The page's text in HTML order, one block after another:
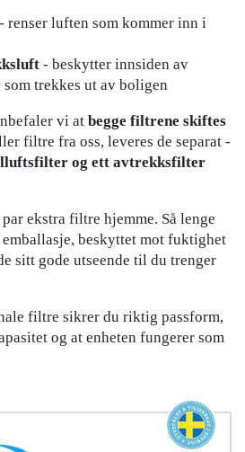
- renser luften som kommer inn i
- beskytter innsiden av
som trekkes ut av boligen
vi at begge filtrene skiftes
filtre fra oss, leveres de separat -
og ett avtrekksfilter
ekstra filtre hjemme. Så lenge
beskyttet mot fuktighet
sitt gode utseende til du trenger
filtre sikrer du riktig passform,
og at enheten fungerer som